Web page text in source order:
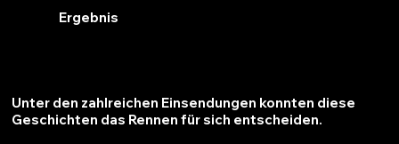
Ergebnis
Unter den zahlreichen Einsendungen konnten diese
Geschichten das Rennen für sich entscheiden.